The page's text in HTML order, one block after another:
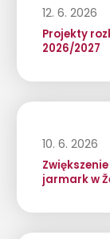
12. 6. 2026
Projekty
2026/2027
10. 6. 2026
jarmark w